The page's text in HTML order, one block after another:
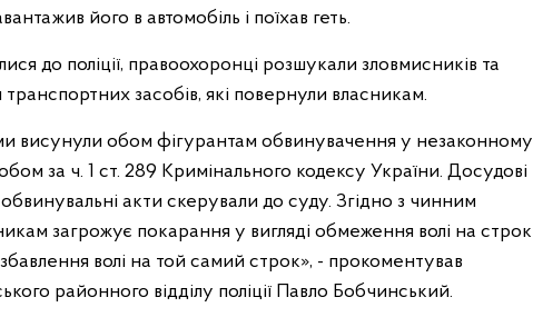
його в автомобіль і поїхав геть.
до поліції, правоохоронці розшукали зловмисників та
засобів, які повернули власникам.
ми висунули обом фігурантам обвинувачення у незаконному
за ч. 1 ст. 289 Кримінального кодексу України. Досудові
акти скерували до суду. Згідно з чинним
загрожує покарання у вигляді обмеження волі на строк
волі на той самий строк», - прокоментував
районного відділу поліції Павло Бобчинський.